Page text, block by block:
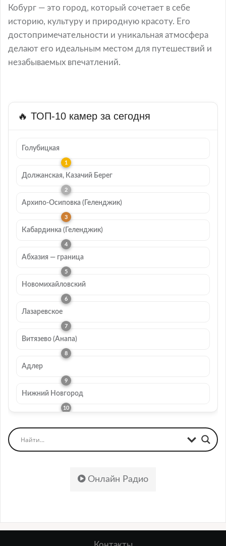
Кобург — это город, который сочетает в себе
историю, культуру и природную красоту. Его
достопримечательности и уникальная атмосфера
делают его идеальным местом для путешествий и
незабываемых впечатлений.
🔥 ТОП-10 камер за сегодня
Голубицкая
Должанская, Казачий Берег
Архипо-Осиповка (Геленджик)
Кабардинка (Геленджик)
Абхазия — граница
Новомихайловский
Лазаревское
Витязево (Анапа)
Адлер
Нижний Новгород
Онлайн Радио